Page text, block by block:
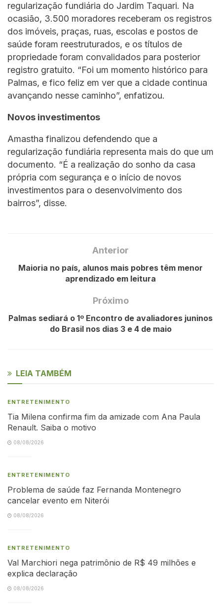
regularização fundiária do Jardim Taquari. Na
ocasião, 3.500 moradores receberam os registros
dos imóveis, praças, ruas, escolas e postos de
saúde foram reestruturados, e os títulos de
propriedade foram convalidados para posterior
registro gratuito. “Foi um momento histórico para
Palmas, e fico feliz em ver que a cidade continua
avançando nesse caminho”, enfatizou.
Novos investimentos
Amastha finalizou defendendo que a
regularização fundiária representa mais do que um
documento. “É a realização do sonho da casa
própria com segurança e o início de novos
investimentos para o desenvolvimento dos
bairros”, disse.
Anterior
Maioria no país, alunos mais pobres têm menor
aprendizado em leitura
Próximo
Palmas sediará o 1º Encontro de avaliadores juninos
do Brasil nos dias 3 e 4 de maio
LEIA TAMBÉM
ENTRETENIMENTO
Tia Milena confirma fim da amizade com Ana Paula
Renault. Saiba o motivo
08/08/2026
ENTRETENIMENTO
Problema de saúde faz Fernanda Montenegro
cancelar evento em Niterói
08/08/2026
ENTRETENIMENTO
Val Marchiori nega patrimônio de R$ 49 milhões e
explica declaração
08/08/2026